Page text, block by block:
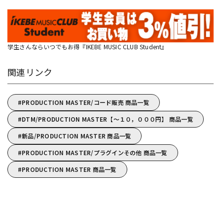
学生さんならいつでもお得『IKEBE MUSIC CLUB Student』
関連リンク
PRODUCTION MASTER/コード販売 商品一覧
DTM/PRODUCTION MASTER【～１０，０００円】 商品一覧
新品/PRODUCTION MASTER 商品一覧
PRODUCTION MASTER/プラグインその他 商品一覧
PRODUCTION MASTER 商品一覧